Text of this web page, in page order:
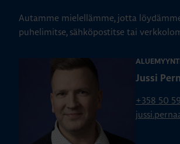
Autamme mielellämme, jotta
puhelimitse, sähköpostitse tai
Jussi
+358 50